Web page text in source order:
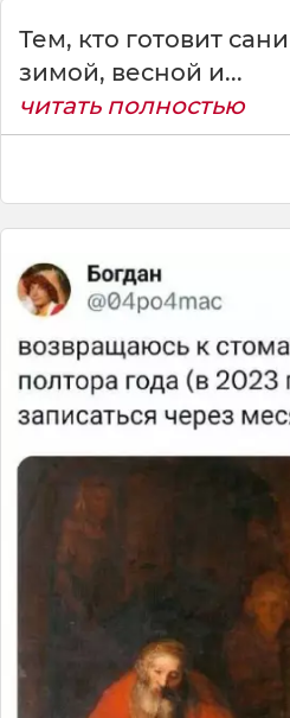
Тем, кто готовит
зимой, весной и...
читать полностью